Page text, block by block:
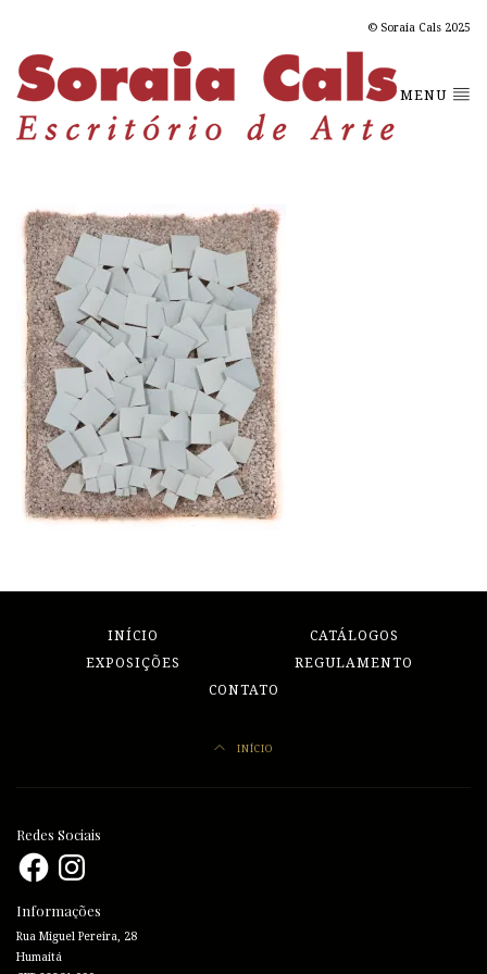
© Soraia Cals 2025
MENU
INÍCIO
CATÁLOGOS
EXPOSIÇÕES
REGULAMENTO
CONTATO
INÍCIO
Redes Sociais
FacebookInstagram
Informações
Rua Miguel Pereira, 28
Humaitá